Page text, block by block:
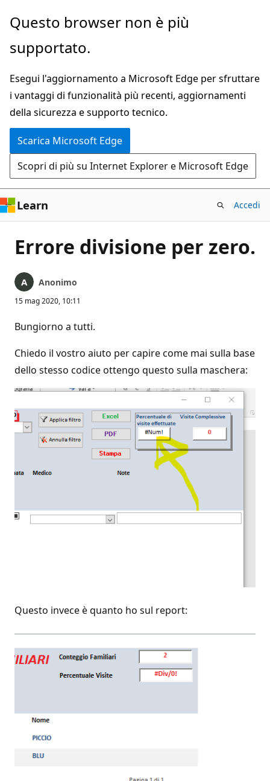
Ignora
passa
contenuto
principale
Questo browser non è più
supportato.
Esegui l'aggiornamento a Microsoft Edge per sfruttare
i vantaggi di funzionalità più recenti, aggiornamenti
della sicurezza e supporto tecnico.
Scarica Microsoft Edge
Scopri di più su Internet Explorer e Microsoft Edge
Learn Accedi
Errore divisione per zero.
Anonimo
15 mag 2020, 10:11
Bungiorno a tutti.
Chiedo il vostro aiuto per capire come mai sulla base
dello stesso codice ottengo questo sulla maschera:
Questo invece è quanto ho sul report: